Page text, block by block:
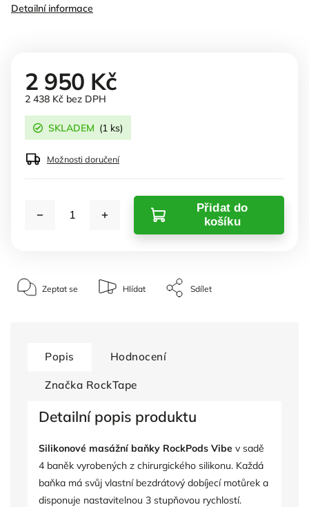
Detailní informace
2 950 Kč
2 438 Kč bez DPH
SKLADEM (1 ks)
Možnosti doručení
Přidat do
košíku
Zeptat se Hlídat Sdílet
Popis Hodnocení
Značka RockTape
Detailní popis produktu
Silikonové masážní baňky RockPods Vibe v sadě
4 baněk vyrobených z chirurgického silikonu. Každá
baňka má svůj vlastní bezdrátový dobíjecí motůrek a
disponuje nastavitelnou 3 stupňovou rychlostí.